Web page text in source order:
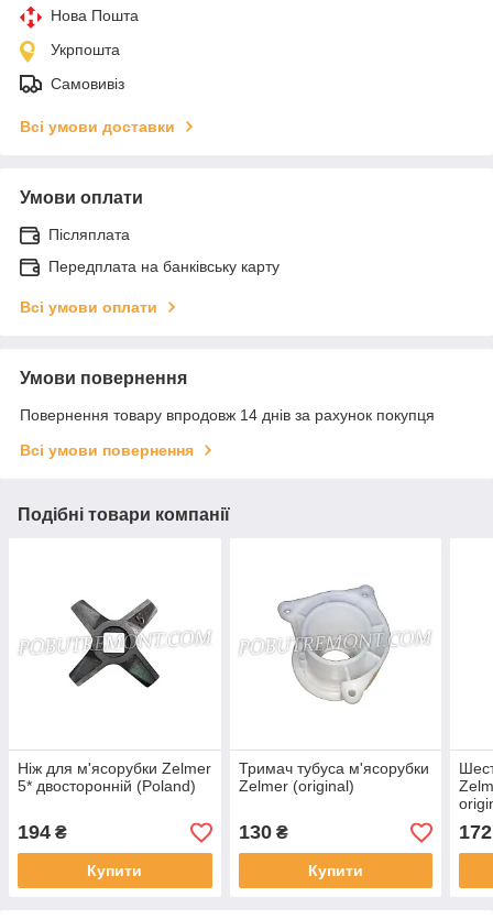
Нова Пошта
Укрпошта
Самовивіз
Всі умови доставки
Умови оплати
Післяплата
Передплата на банківську карту
Всі умови оплати
Умови повернення
Повернення товару впродовж 14 днів за рахунок покупця
Всі умови повернення
Подібні товари компанії
Ніж для м'ясорубки Zelmer
5* двосторонній (Poland)
194 ₴
Купити
Тримач тубуса м'ясорубки
Zelmer (original)
130₴
Купити
172